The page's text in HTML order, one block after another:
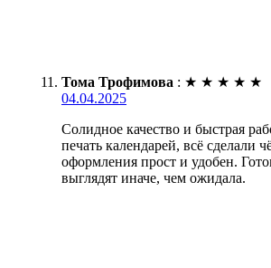
Тома Трофимова : ★ ★ ★ ★ ★
04.04.2025
Солидное качество и быстрая
печать календарей, всё сделали
оформления прост и удобен.
выглядят иначе, чем ожидала.